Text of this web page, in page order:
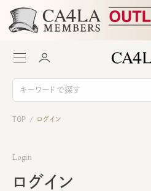
TOP / ログイン
Login
ログイン